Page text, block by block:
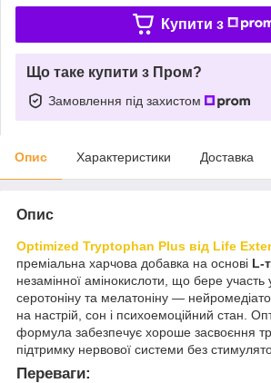
Купити з
Що таке купити з Пром?
Замовлення під захистом
Опис Характеристики Доставка
Опис
Optimized Tryptophan Plus від Life
преміальна харчова добавка на основі L-
незамінної амінокислоти, що бере участь
серотоніну та мелатоніну —
на настрій, сон і психоемоційний стан.
формула забезпечує хороше засвоєння
підтримку нервової системи без
Переваги: